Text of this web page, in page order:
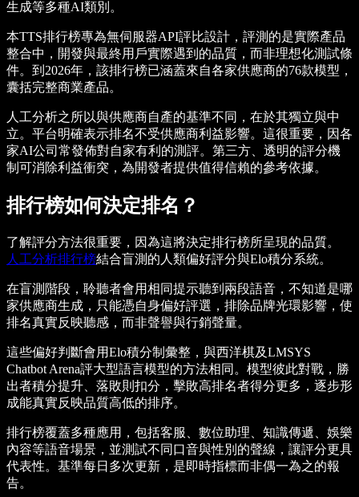
生成等多種AI類別。
本TTS排行榜專為無伺服器API評比設計，評測的是實際產品
整合中，開發與最終用戶實際遇到的品質，而非理想化測試條
件。到2026年，該排行榜已涵蓋來自各家供應商的76款模型，
囊括完整商業產品。
人工分析之所以與供應商自產的基準不同，在於其獨立與中
立。平台明確表示排名不受供應商利益影響。這很重要，因各
家AI公司常發佈對自家有利的測評。第三方、透明的評分機
制可消除利益衝突，為開發者提供值得信賴的參考依據。
排行榜如何決定排名？
了解評分方法很重要，因為這將決定排行榜所呈現的品質。
人工分析排行榜結合盲測的人類偏好評分與Elo積分系統。
在盲測階段，聆聽者會用相同提示聽到兩段語音，不知道是哪
家供應商生成，只能憑自身偏好評選，排除品牌光環影響，使
排名真實反映聽感，而非聲譽與行銷聲量。
這些偏好判斷會用Elo積分制彙整，與西洋棋及LMSYS
Chatbot Arena評大型語言模型的方法相同。模型彼此對戰，勝
出者積分提升、落敗則扣分，擊敗高排名者得分更多，逐步形
成能真實反映品質高低的排序。
排行榜覆蓋多種應用，包括客服、數位助理、知識傳遞、娛樂
內容等語音場景，並測試不同口音與性別的聲線，讓評分更具
代表性。基準每日多次更新，是即時指標而非偶一為之的報
告。